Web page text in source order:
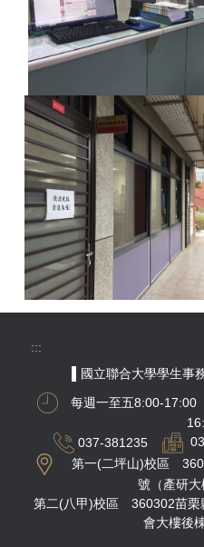
:::
▌國立聯合大學學生事
每週一至五8:00-17:00
037-381235
第一(二坪山)校區
號（產研大
第二(八甲)校區 360302苗栗
會大樓後